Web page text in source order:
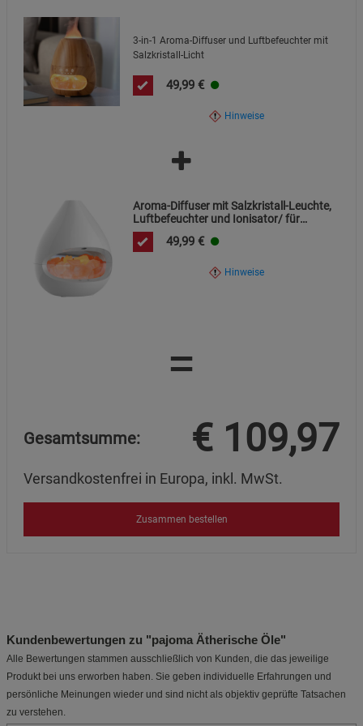
3-in-1 Aroma-Diffuser und Luftbefeuchter mit
Salzkristall-Licht
49,99 €
Hinweise
Aroma-Diffuser mit Salzkristall-Leuchte,
Luftbefeuchter und Ionisator/ für
ätherische Öle
49,99 €
Hinweise
=
Gesamtsumme: € 109,97
Versandkostenfrei in Europa, inkl. MwSt.
Zusammen bestellen
Kundenbewertungen zu "pajoma Ätherische Öle"
Alle Bewertungen stammen ausschließlich von Kunden, die das jeweilige
Produkt bei uns erworben haben. Sie geben individuelle Erfahrungen und
persönliche Meinungen wieder und sind nicht als objektiv geprüfte Tatsachen
zu verstehen.